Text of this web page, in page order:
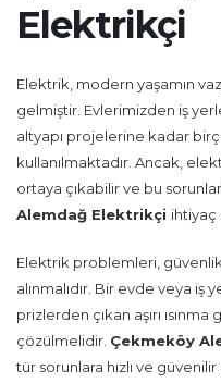
Elektrikçi
Elektrik, modern yaşamın
gelmiştir. Evlerimizden iş
altyapı projelerine kadar
kullanılmaktadır. Ancak,
ortaya çıkabilir ve bu
Alemdağ Elektrikçi ihtiyaç
Elektrik problemleri, güvenlik
alınmalıdır. Bir evde veya iş
prizlerden çıkan aşırı
çözülmelidir. Çekmeköy
tür sorunlara hızlı ve